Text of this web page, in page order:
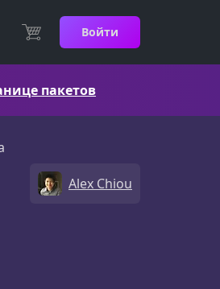
Войти
пакетов
Alex Chiou